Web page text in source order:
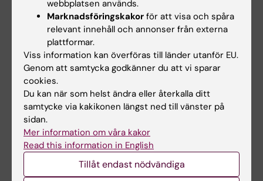
metoder och ett interaktivt lärande som
pedagogisk modell. I kurserna förekommer
därför individuella studieuppgifter, arbete i
grupp, föreläsningar, workshops och
seminarier. En bärande idé inom forskarskolan
är att främja en god lärandemiljö där
deltagarna stöttar varandra genom
kursprogrammet. Kurserna utgår från
deltagarnas egna forsknings- och
utvecklingsprojekt och tar tillvara den
erfarenhet och kunskap som deltagarna har
med sig.
webbplatsen används.
Marknadsföringskakor för att visa och spåra
relevant innehåll och annonser från externa
plattformar.
Viss information kan överföras till länder utanför EU.
Genom att samtycka godkänner du att vi sparar
cookies.
Du kan när som helst ändra eller återkalla ditt
samtycke via kakikonen längst ned till vänster på
sidan.
Mer information om våra kakor
Read this information in English
Tillåt endast nödvändiga